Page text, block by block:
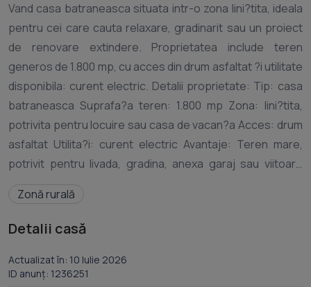
Vand casa batraneasca situata intr-o zona lini?tita, ideala
pentru cei care cauta relaxare, gradinarit sau un proiect
de renovare extindere. Proprietatea include teren
generos de 1.800 mp, cu acces din drum asfaltat ?i utilitate
disponibila: curent electric. Detalii proprietate: Tip: casa
batraneasca Suprafa?a teren: 1.800 mp Zona: lini?tita,
potrivita pentru locuire sau casa de vacan?a Acces: drum
asfaltat Utilita?i: curent electric Avantaje: Teren mare,
potrivit pentru livada, gradina, anexa garaj sau viitoare
Zonă rurală
Detalii casă
Actualizat în: 10 Iulie 2026
ID anunț: 1236251